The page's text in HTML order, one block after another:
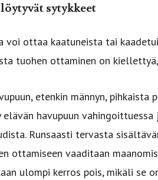
sytykkeet
voi ottaa kaatuneista tai
tuohen ottaminen on
etenkin männyn,
elävän havupuun
Runsaasti tervasta
ottamiseen vaaditaan
ulompi kerros pois, mikäli se